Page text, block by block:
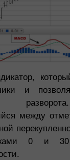
и
между
0 и